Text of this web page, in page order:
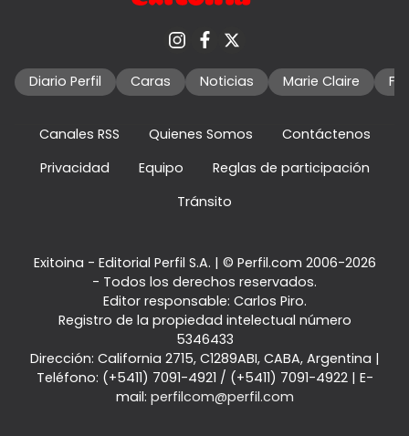
Diario Perfil Caras Noticias Marie Claire
Canales RSS Quienes Somos
Contáctenos
Privacidad
Equipo
Reglas de participación
Tránsito
Exitoina - Editorial Perfil S.A. | © Perfil.com 2006-2026
- Todos los derechos reservados.
Editor responsable: Carlos Piro.
Registro de la propiedad intelectual número
5346433
Dirección: California 2715, C1289ABI, CABA, Argentina |
Teléfono: (+5411) 7091-4921 / (+5411) 7091-4922| E-
mail: perfilcom@perfil.com